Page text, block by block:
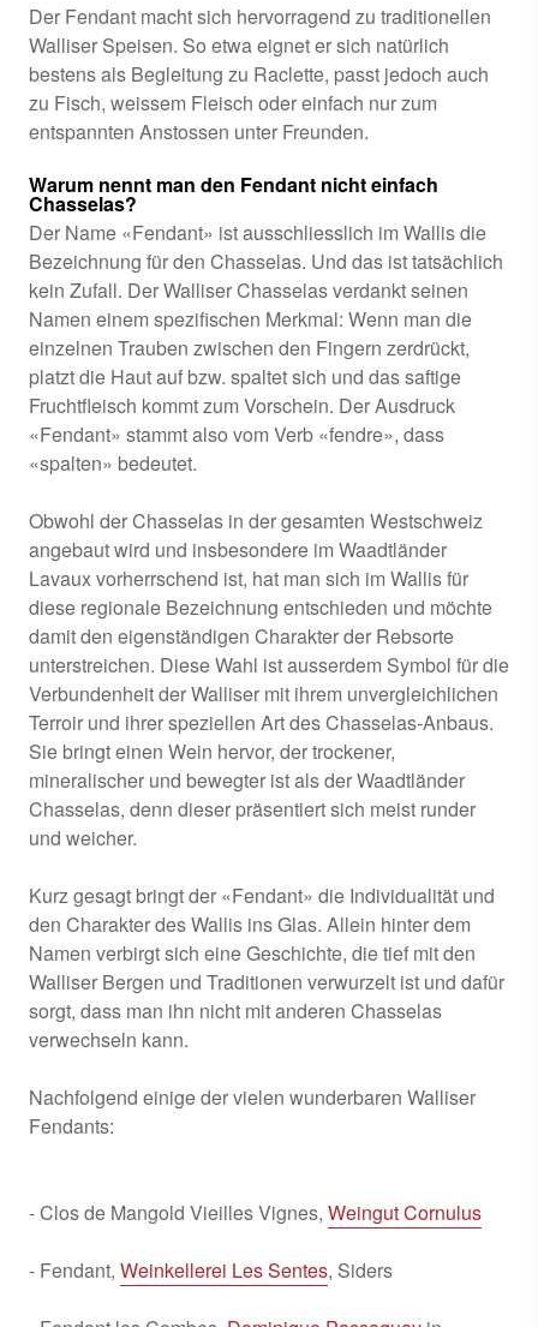
Der Fendant macht sich hervorragend zu traditionellen
Walliser Speisen. So etwa eignet er sich natürlich
bestens als Begleitung zu Raclette, passt jedoch auch
zu Fisch, weissem Fleisch oder einfach nur zum
entspannten Anstossen unter Freunden.
Warum nennt man den Fendant nicht einfach
Chasselas?
Der Name «Fendant» ist ausschliesslich im Wallis die
Bezeichnung für den Chasselas. Und das ist tatsächlich
kein Zufall. Der Walliser Chasselas verdankt seinen
Namen einem spezifischen Merkmal: Wenn man die
einzelnen Trauben zwischen den Fingern zerdrückt,
platzt die Haut auf bzw. spaltet sich und das saftige
Fruchtfleisch kommt zum Vorschein. Der Ausdruck
«Fendant» stammt also vom Verb «fendre», dass
«spalten» bedeutet.
Obwohl der Chasselas in der gesamten Westschweiz
angebaut wird und insbesondere im Waadtländer
Lavaux vorherrschend ist, hat man sich im Wallis für
diese regionale Bezeichnung entschieden und möchte
damit den eigenständigen Charakter der Rebsorte
unterstreichen. Diese Wahl ist ausserdem Symbol für die
Verbundenheit der Walliser mit ihrem unvergleichlichen
Terroir und ihrer speziellen Art des Chasselas-Anbaus.
Sie bringt einen Wein hervor, der trockener,
mineralischer und bewegter ist als der Waadtländer
Chasselas, denn dieser präsentiert sich meist runder
und weicher.
Kurz gesagt bringt der «Fendant» die Individualität und
den Charakter des Wallis ins Glas. Allein hinter dem
Namen verbirgt sich eine Geschichte, die tief mit den
Walliser Bergen und Traditionen verwurzelt ist und dafür
sorgt, dass man ihn nicht mit anderen Chasselas
verwechseln kann.
Nachfolgend einige der vielen wunderbaren Walliser
Fendants:
- Clos de Mangold Vieilles Vignes, Weingut Cornulus
- Fendant, Weinkellerei Les Sentes, Siders